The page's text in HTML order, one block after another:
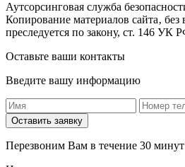
Аутсорсинговая служба
Копирование материалов сайта‚ без
преследуется по закону, ст. 146 УК
Оставьте ваши контакты
Введите вашу информацию
Оставить заявку
Перезвоним Вам в течение 30 минут